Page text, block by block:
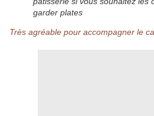
garder plates
Très agréable pour accompagner le